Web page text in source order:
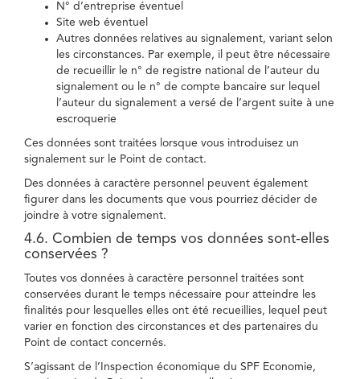
N° d’entreprise éventuel
Site web éventuel
Autres données relatives au signalement, variant selon
les circonstances. Par exemple, il peut être nécessaire
de recueillir le n° de registre national de l’auteur du
signalement ou le n° de compte bancaire sur lequel
l’auteur du signalement a versé de l’argent suite à une
escroquerie
Ces données sont traitées lorsque vous introduisez un
signalement sur le Point de contact.
Des données à caractère personnel peuvent également
figurer dans les documents que vous pourriez décider de
joindre à votre signalement.
4.6. Combien de temps vos données sont-elles
conservées ?
Toutes vos données à caractère personnel traitées sont
conservées durant le temps nécessaire pour atteindre les
finalités pour lesquelles elles ont été recueillies, lequel peut
varier en fonction des circonstances et des partenaires du
Point de contact concernés.
S’agissant de l’Inspection économique du SPF Economie,